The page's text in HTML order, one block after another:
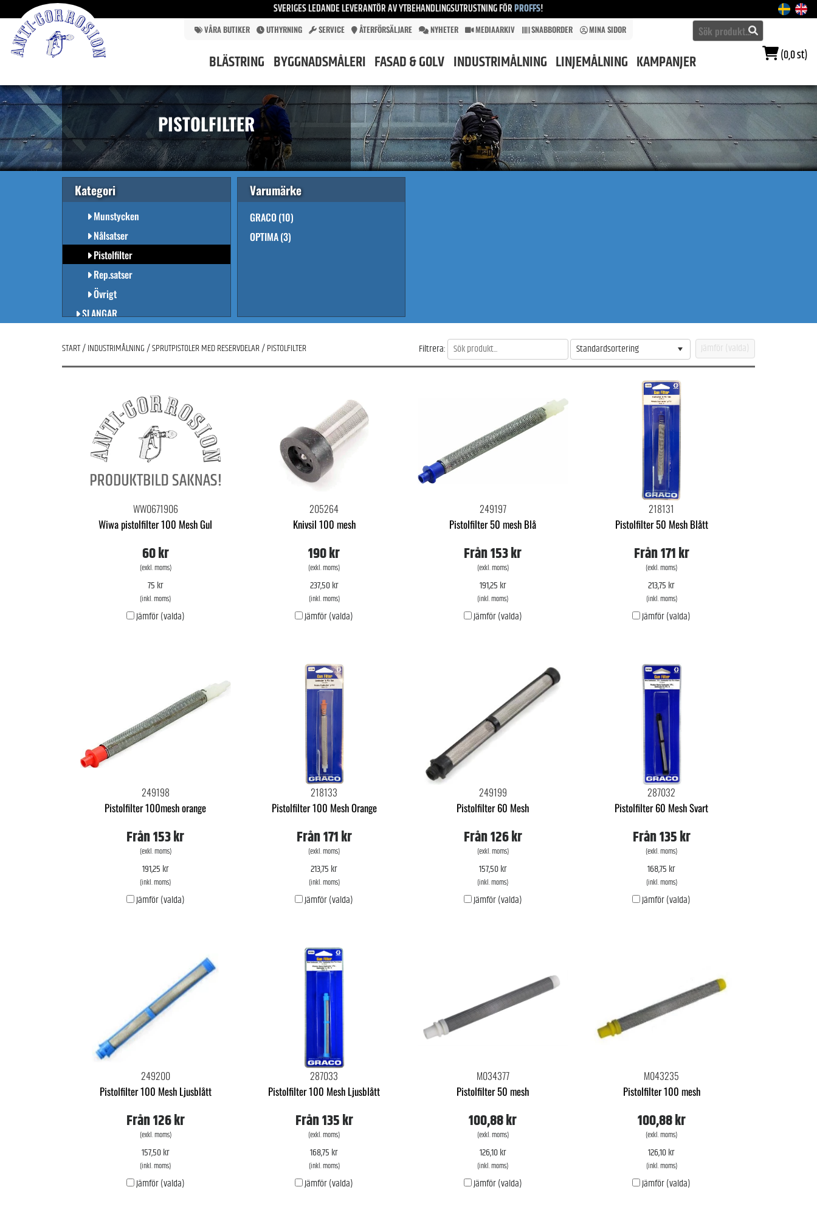
SVERIGES LEDANDE LEVERANTÖR AV YTBEHANDLINGSUTRUSTNING FÖRPROFFS!
VÅRA BUTIKER UTHYRNING SERVICE ÅTERFÖRSÄLJARE NYHETER MEDIAARKIV SNABBORDER MINA SIDOR
(0,0 st)
BLÄSTRING BYGGNADSMÅLERI FASAD & GOLV INDUSTRIMÅLNING LINJEMÅLNING KAMPANJER
PISTOLFILTER
Kategori
BYGGNADSMÅLERI
FASAD & GOLV
INDUSTRIMÅLNING
MASKINER
MYMÄTARE
SPRUTPISTOLER MED
RESERVDELAR
Pistoler
Behållare & Koppar
Hållare
Munstycken
Nålsatser
Pistolfilter
Rep.satser
Övrigt
SLANGAR
RESERVDELAR TILL ANLÄGGNINGAR
SKYDDSUTRUSTNING
LINJEMÅLNING
KAMPANJER
Varumärke
GRACO(10)
OPTIMA(3)
START/INDUSTRIMÅLNING/SPRUTPISTOLER MED RESERVDELAR/PISTOLFILTER Filtrera: Standardsortering
WW0671906
Wiwa pistolfilter 100 Mesh Gul
60 kr
(exkl. moms)
75 kr
(inkl. moms)
Jämför (valda)
205264
Knivsil 100 mesh
190 kr
(exkl. moms)
237,50 kr
(inkl. moms)
Jämför (valda)
249197
Pistolfilter 50 mesh Blå
Från153 kr
(exkl. moms)
191,25 kr
(inkl. moms)
Jämför (valda)
218131
Pistolfilter 50 Mesh Blått
Från171 kr
(exkl. moms)
213,75 kr
(inkl. moms)
Jämför (valda)
249198
Pistolfilter 100mesh orange
Från153 kr
(exkl. moms)
191,25 kr
(inkl. moms)
Jämför (valda)
218133
Pistolfilter 100 Mesh Orange
Från171 kr
(exkl. moms)
213,75 kr
(inkl. moms)
Jämför (valda)
249199
Pistolfilter 60 Mesh
Från126 kr
(exkl. moms)
157,50 kr
(inkl. moms)
Jämför (valda)
287032
Pistolfilter 60 Mesh Svart
Från135 kr
(exkl. moms)
168,75 kr
(inkl. moms)
Jämför (valda)
249200
Pistolfilter 100 Mesh Ljusblått
Från126 kr
(exkl. moms)
157,50 kr
(inkl. moms)
Jämför (valda)
287033
Pistolfilter 100 Mesh Ljusblått
Från135 kr
(exkl. moms)
168,75 kr
(inkl. moms)
Jämför (valda)
M034377
Pistolfilter 50 mesh
100,88 kr
(exkl. moms)
126,10 kr
(inkl. moms)
Jämför (valda)
M043235
Pistolfilter 100 mesh
100,88 kr
(exkl. moms)
126,10 kr
(inkl. moms)
Jämför (valda)